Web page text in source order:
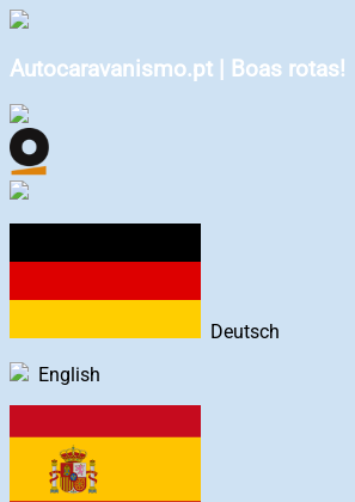
Autocaravanismo.pt | Boas rotas!
Deutsch
English